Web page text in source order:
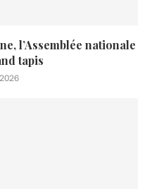
l’Assemblée nationale
tapis